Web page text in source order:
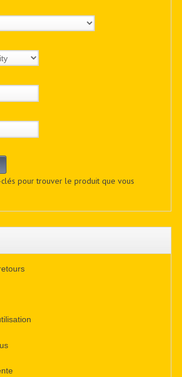
pour trouver le produit que vous